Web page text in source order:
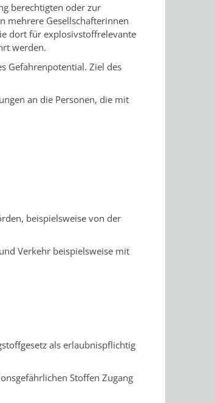
berechtigten oder zur
mehrere Gesellschafterinnen
dort für explosivstoffrelevante
werden.
Gefahrenpotential. Ziel des
an die Personen, die mit
beispielsweise von der
Verkehr beispielsweise mit
als erlaubnispflichtig
Stoffen Zugang